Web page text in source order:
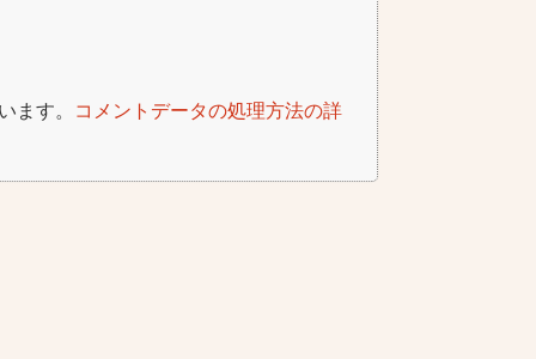
ます。 コメントデータの処理方法の詳